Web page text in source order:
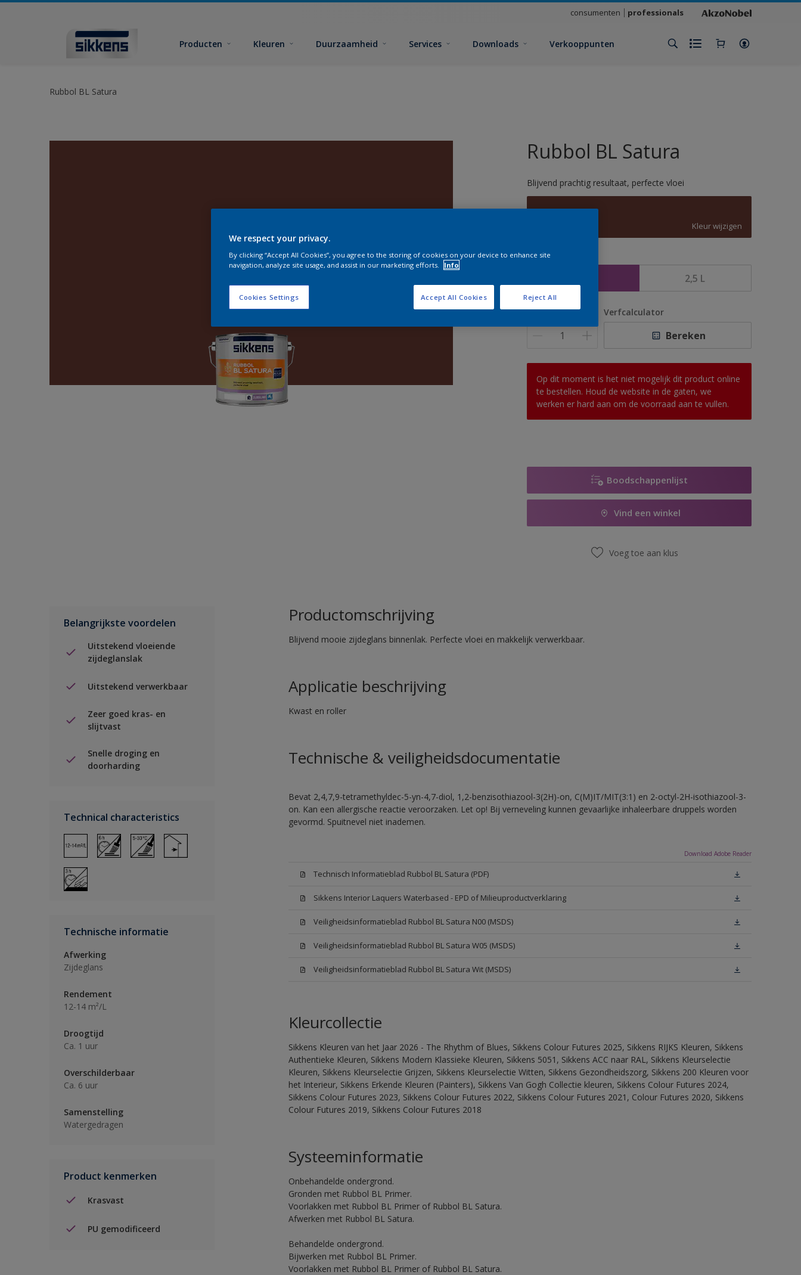
consumenten professionals
Producten Kleuren Duurzaamheid Services Downloads Verkooppunten
Rubbol BL Satura
Rubbol BL Satura
Blijvend prachtig resultaat, perfecte vloei
8012
Kleur wijzigen
Grootte
2,5 L
Aantal Verfcalculator
Bereken
Op dit moment is het niet mogelijk dit product online
te bestellen. Houd de website in de gaten, we
werken er hard aan om de voorraad aan te vullen.
Boodschappenlijst
Vind een winkel
Voeg toe aan klus
Belangrijkste voordelen
Uitstekend vloeiende
zijdeglanslak
Uitstekend verwerkbaar
Zeer goed kras- en
slijtvast
Snelle droging en
doorharding
Technical characteristics
Technische informatie
Afwerking
Zijdeglans
Rendement
12-14 m²/L
Droogtijd
Ca. 1 uur
Overschilderbaar
Ca. 6 uur
Samenstelling
Watergedragen
Product kenmerken
Krasvast
PU gemodificeerd
Productomschrijving
Blijvend mooie zijdeglans binnenlak. Perfecte vloei en makkelijk verwerkbaar.
Applicatie beschrijving
Kwast en roller
Technische & veiligheidsdocumentatie
Bevat 2,4,7,9-tetramethyldec-5-yn-4,7-diol, 1,2-benzisothiazool-3(2H)-on, C(M)IT/MIT(3:1) en 2-octyl-2H-isothiazool-3-
on. Kan een allergische reactie veroorzaken. Let op! Bij verneveling kunnen gevaarlijke inhaleerbare druppels worden
gevormd. Spuitnevel niet inademen.
Download Adobe Reader
Technisch Informatieblad Rubbol BL Satura (PDF)
Sikkens Interior Laquers Waterbased - EPD of Milieuproductverklaring
Veiligheidsinformatieblad Rubbol BL Satura N00 (MSDS)
Veiligheidsinformatieblad Rubbol BL Satura W05 (MSDS)
Veiligheidsinformatieblad Rubbol BL Satura Wit (MSDS)
Kleurcollectie
Sikkens Kleuren van het Jaar 2026 - The Rhythm of Blues, Sikkens Colour Futures 2025, Sikkens RIJKS Kleuren, Sikkens
Authentieke Kleuren, Sikkens Modern Klassieke Kleuren, Sikkens 5051, Sikkens ACC naar RAL, Sikkens Kleurselectie
Kleuren, Sikkens Kleurselectie Grijzen, Sikkens Kleurselectie Witten, Sikkens Gezondheidszorg, Sikkens 200 Kleuren voor
het Interieur, Sikkens Erkende Kleuren (Painters), Sikkens Van Gogh Collectie kleuren, Sikkens Colour Futures 2024,
Sikkens Colour Futures 2023, Sikkens Colour Futures 2022, Sikkens Colour Futures 2021, Colour Futures 2020, Sikkens
Colour Futures 2019, Sikkens Colour Futures 2018
Systeeminformatie
Onbehandelde ondergrond.
Gronden met Rubbol BL Primer.
Voorlakken met Rubbol BL Primer of Rubbol BL Satura.
Afwerken met Rubbol BL Satura.
Behandelde ondergrond.
Bijwerken met Rubbol BL Primer.
Voorlakken met Rubbol BL Primer of Rubbol BL Satura.
We respect your privacy.
By clicking “Accept All Cookies”, you agree to the storing of cookies on your device to enhance site
navigation, analyze site usage, and assist in our marketing efforts.
Info
Cookies Settings Reject All
Accept All Cookies